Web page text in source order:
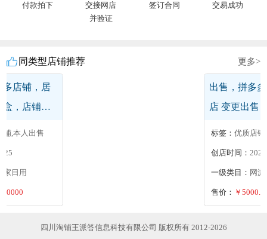
付款拍下
交接网店
并验证
签订合同 交易成功
同类型店铺推荐 更多>
多店铺，居
盒，店铺干
铺,本人出售
家日用
出售，拼多
店 变更出售
标签：优质店铺
创店时间：2024
一级类目： 网游
售价： ￥
四川淘铺王派答信息科技有限公司 版权所有 2012-2026